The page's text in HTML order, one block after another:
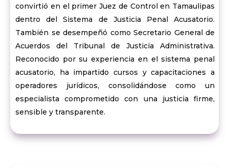
convirtió en el primer Juez de Control en Tamaulipas
dentro del Sistema de Justicia Penal Acusatorio.
También se desempeñó como Secretario General de
Acuerdos del Tribunal de Justicia Administrativa.
Reconocido por su experiencia en el sistema penal
acusatorio, ha impartido cursos y capacitaciones a
operadores jurídicos, consolidándose como un
especialista comprometido con una justicia firme,
sensible y transparente.